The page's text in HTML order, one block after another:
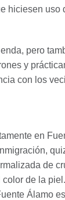
hiciesen uso
pero
y
con los
en
de
de la
Álamo